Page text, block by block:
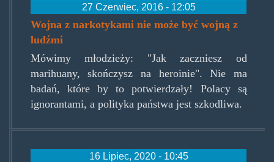
27 Czerwiec, 2016 - 12:05
Wojna z narkotykami nie może być wojną z
ludźmi
Mówimy młodzieży: "Jak zaczniesz od
marihuany, skończysz na heroinie". Nie ma
badań, które by to potwierdzały! Polacy są
ignorantami, a polityka państwa jest szkodliwa.
16 Lipiec, 2020 - 10:45